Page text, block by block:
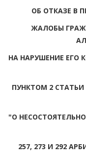
ОБ ОТКАЗЕ В
ЖАЛОБЫ
НА НАРУШЕНИЕ ЕГО
ПУНКТОМ 2 СТАТЬИ
"О
257, 273 И 292